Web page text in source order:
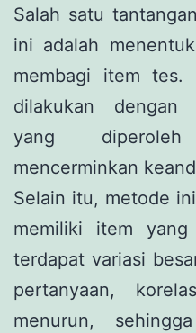
Salah satu
ini adalah
membagi item tes.
dilakukan dengan
yang
mencerminkan
Selain itu, metode
memiliki item
terdapat variasi
pertanyaan,
menurun,